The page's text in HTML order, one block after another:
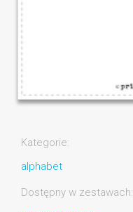
Kategorie:
alphabet
Dostępny w zestawach: